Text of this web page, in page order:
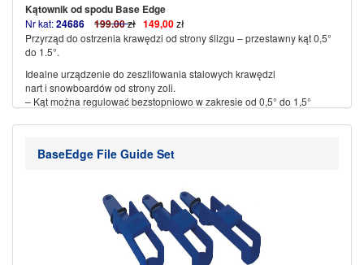
Kątownik od spodu Base Edge
Nr kat:24686 199.00zł 149,00zł
Przyrząd do ostrzenia krawędzi od strony ślizgu – przestawny kąt 0,5°
do 1.5°.
Idealne urządzenie do zeszlifowania stalowych krawędzi
nart i snowboardów od strony zoli.
– Kąt można regulować bezstopniowo w zakresie od 0,5° do 1,5°
– Nadaje się do pilników narciarskich o szerokości od 20 do 25 mm i
– Materiał: tworzywo sztuczne wzmocnione włóknem szklanym
BaseEdge File Guide Set